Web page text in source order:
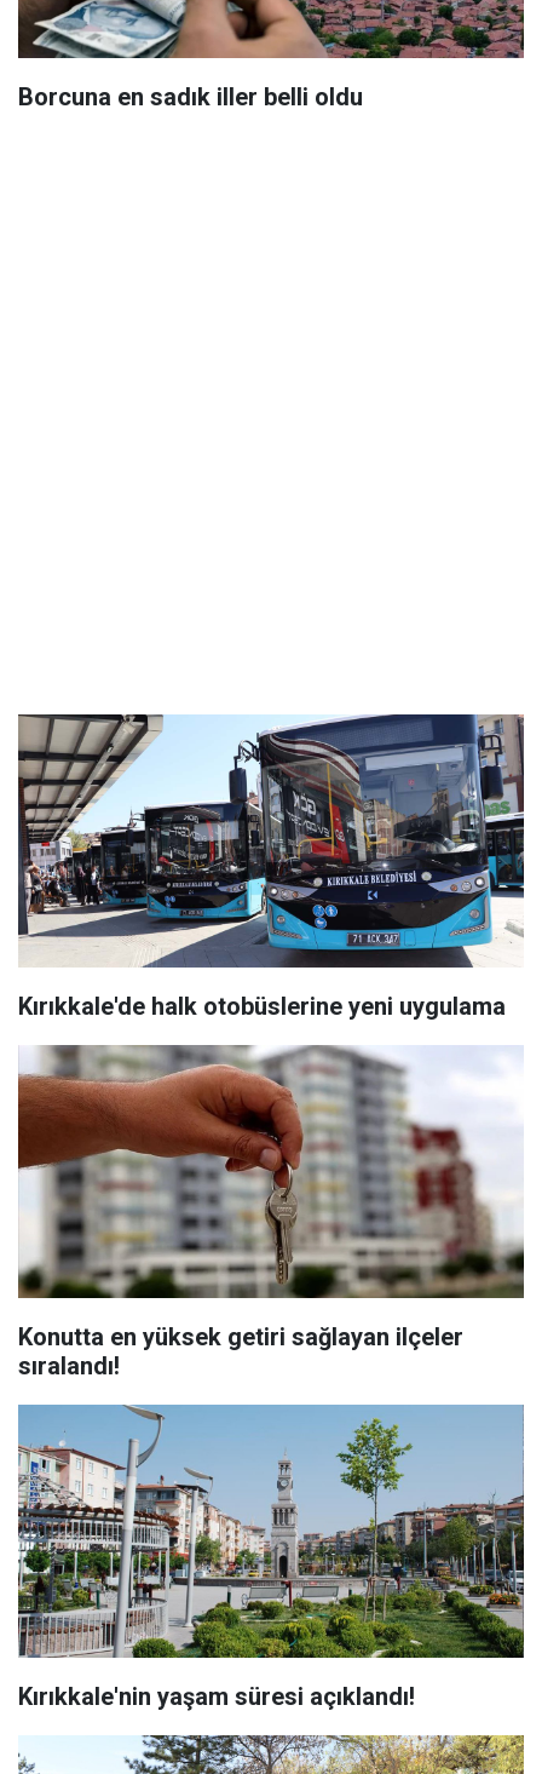
Borcuna en sadık iller belli oldu
Kırıkkale'de halk otobüslerine yeni uygulama
Konutta en yüksek getiri sağlayan ilçeler
sıralandı!
Kırıkkale'nin yaşam süresi açıklandı!